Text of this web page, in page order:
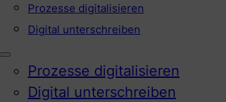
Prozesse digitalisieren
Digital unterschreiben
Prozesse digitalisieren
Digital unterschreiben